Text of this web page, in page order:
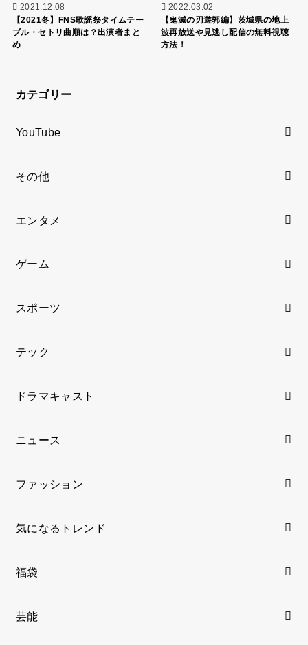
2021.12.08
【2021冬】FNS歌謡祭タイムテー
ブル・セトリ曲順は？出演者まと
め
2022.03.02
【鬼滅の刃遊郭編】茨城県の地上
波再放送や見逃し配信の無料視聴
方法！
カテゴリー
YouTube
その他
エンタメ
ゲーム
スポーツ
テック
ドラマキャスト
ニュース
ファッション
気になるトレンド
福袋
芸能